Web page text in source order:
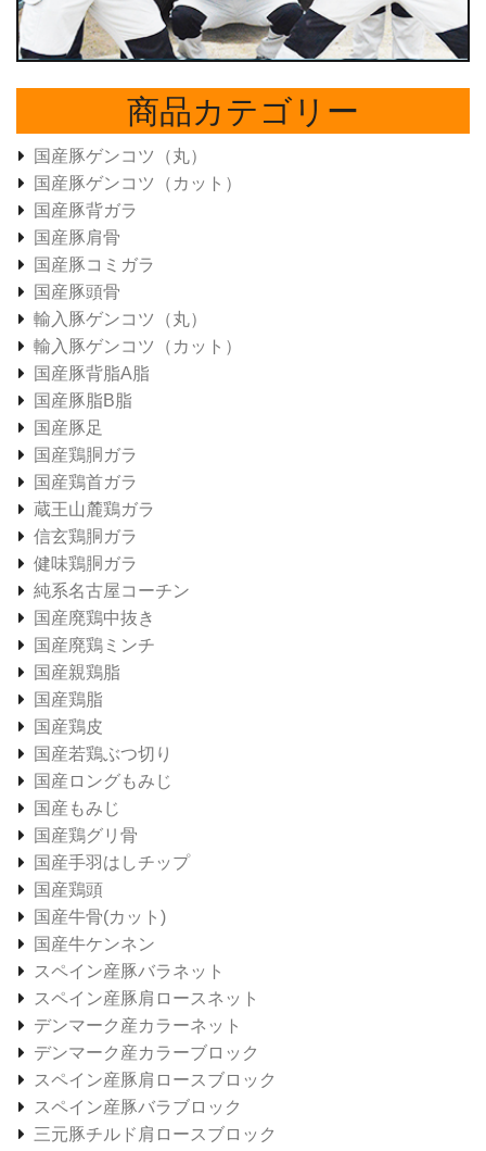
商品カテゴリー
国産豚ゲンコツ（丸）
国産豚ゲンコツ（カット）
国産豚背ガラ
国産豚肩骨
国産豚コミガラ
国産豚頭骨
輸入豚ゲンコツ（丸）
輸入豚ゲンコツ（カット）
国産豚背脂A脂
国産豚脂B脂
国産豚足
国産鶏胴ガラ
国産鶏首ガラ
蔵王山麓鶏ガラ
信玄鶏胴ガラ
健味鶏胴ガラ
純系名古屋コーチン
国産廃鶏中抜き
国産廃鶏ミンチ
国産親鶏脂
国産鶏脂
国産鶏皮
国産若鶏ぶつ切り
国産ロングもみじ
国産もみじ
国産鶏グリ骨
国産手羽はしチップ
国産鶏頭
国産牛骨(カット)
国産牛ケンネン
スペイン産豚バラネット
スペイン産豚肩ロースネット
デンマーク産カラーネット
デンマーク産カラーブロック
スペイン産豚肩ロースブロック
スペイン産豚バラブロック
三元豚チルド肩ロースブロック